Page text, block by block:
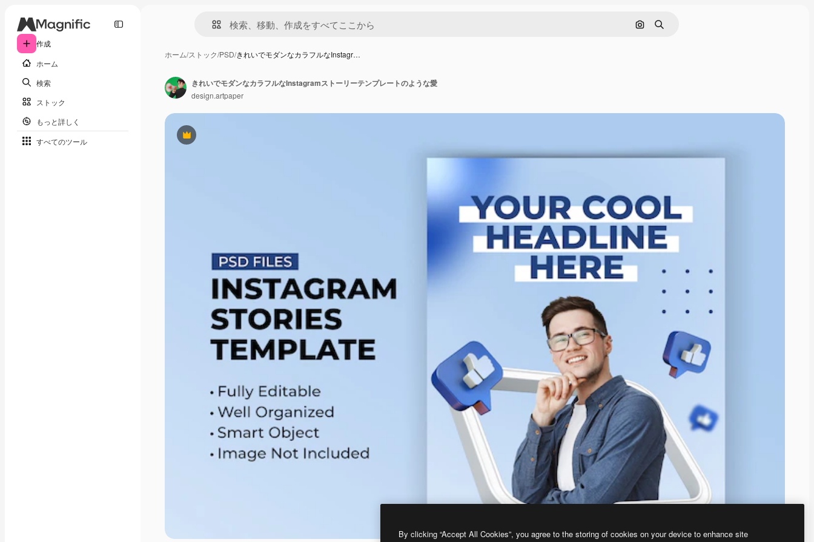
作成
ホーム
検索
ストック
もっと詳しく
すべてのツール
画像で検索
検索
ホーム/ストック/PSD/きれいでモダンなカラフルなInstagr…
Premium
きれいでモダンなカラフルなInstagramストーリーテンプレートのような愛
design.artpaper
By clicking “Accept All Cookies”, you agree to the storing of cookies on your device to enhance site